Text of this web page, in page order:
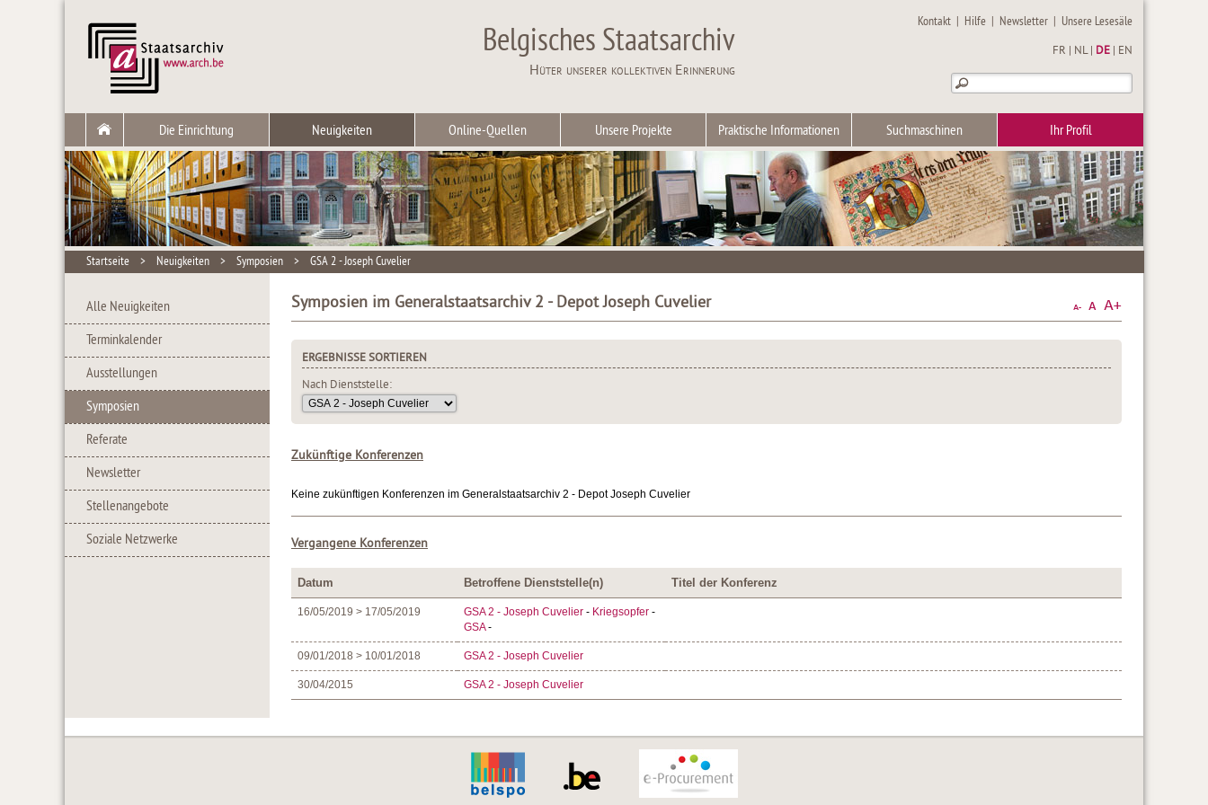
Belgisches Staatsarchiv
Hüter unserer kollektiven Erinnerung
Kontakt | Hilfe | Newsletter | Unsere Lesesäle
FR NL| DE EN
Die Einrichtung Neuigkeiten Online-Quellen Unsere Projekte Praktische Informationen Suchmaschinen Ihr Profil
Startseite > Neuigkeiten > Symposien > GSA 2 - Joseph Cuvelier
Alle Neuigkeiten
Terminkalender
Ausstellungen
Symposien
Referate
Newsletter
Stellenangebote
Soziale Netzwerke
Symposien im Generalstaatsarchiv 2 - Depot Joseph Cuvelier
ERGEBNISSE SORTIEREN
Nach Dienststelle:
Zukünftige Konferenzen
Keine zukünftigen Konferenzen im Generalstaatsarchiv 2 - Depot Joseph Cuvelier
Vergangene Konferenzen
Datum Betroffene Dienststelle(n) Titel der Konferenz
16/05/2019 > 17/05/2019 GSA 2 - Joseph Cuvelier - Kriegsopfer -
GSA-
09/01/2018 > 10/01/2018 GSA 2 - Joseph Cuvelier
30/04/2015 GSA 2 - Joseph Cuvelier